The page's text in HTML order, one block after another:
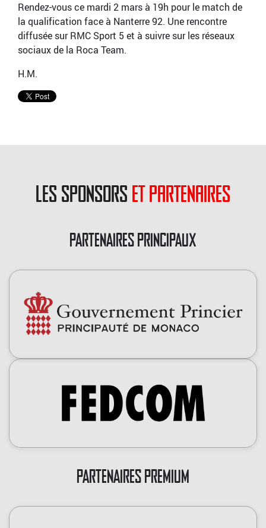
Rendez-vous ce mardi 2 mars à 19h pour le match de
la qualification face à Nanterre 92. Une rencontre
diffusée sur RMC Sport 5 et à suivre sur les réseaux
sociaux de la Roca Team.
H.M.
les sponsors et partenaires
PARTENAIRES PRINCIPAUX
PARTENAIRES PREMIUM